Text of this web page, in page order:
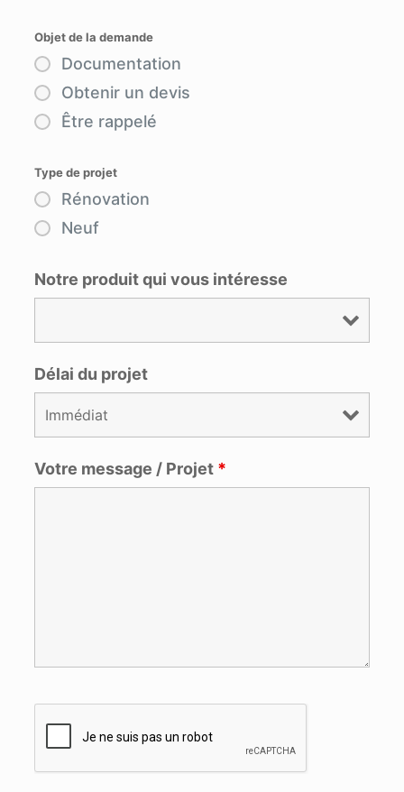
Objet de la demande
Documentation
Obtenir un devis
Être rappelé
Type de projet
Rénovation
Neuf
Notre produit qui vous intéresse
Délai du projet
Votre message / Projet *